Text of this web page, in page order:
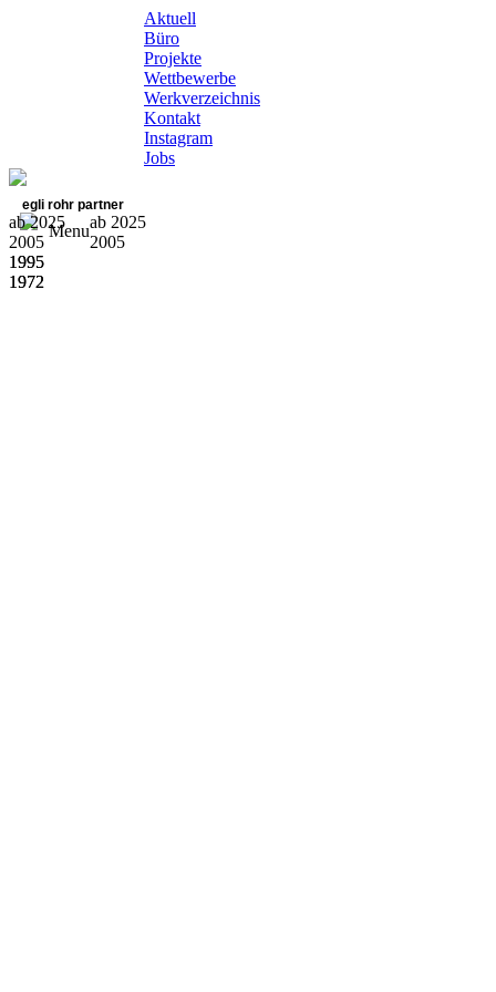
Aktuell
Büro
Projekte
Wettbewerbe
Werkverzeichnis
Kontakt
Instagram
Jobs
egli rohr partner
Menu
ab 2025
2005
1995
1972
ab 2025
2005
1995
1972